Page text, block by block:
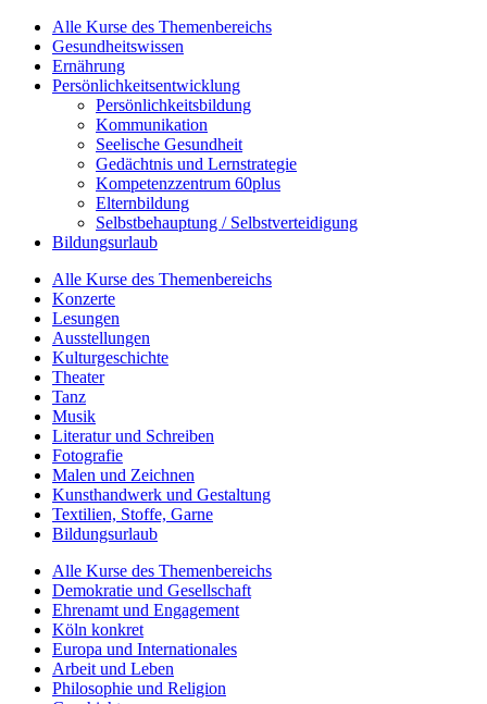
Alle Kurse des Themenbereichs
Gesundheitswissen
Ernährung
Persönlichkeitsentwicklung
Persönlichkeitsbildung
Kommunikation
Seelische Gesundheit
Gedächtnis und Lernstrategie
Kompetenzzentrum 60plus
Elternbildung
Selbstbehauptung / Selbstverteidigung
Bildungsurlaub
Alle Kurse des Themenbereichs
Konzerte
Lesungen
Ausstellungen
Kulturgeschichte
Theater
Tanz
Musik
Literatur und Schreiben
Fotografie
Malen und Zeichnen
Kunsthandwerk und Gestaltung
Textilien, Stoffe, Garne
Bildungsurlaub
Alle Kurse des Themenbereichs
Demokratie und Gesellschaft
Ehrenamt und Engagement
Köln konkret
Europa und Internationales
Arbeit und Leben
Philosophie und Religion